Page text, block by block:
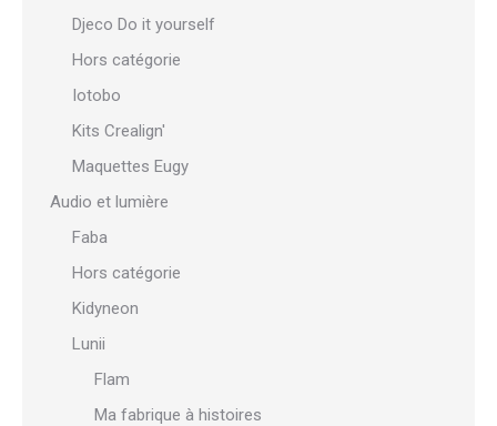
Djeco Do it yourself
Hors catégorie
Iotobo
Kits Crealign'
Maquettes Eugy
Audio et lumière
Faba
Hors catégorie
Kidyneon
Lunii
Flam
Ma fabrique à histoires